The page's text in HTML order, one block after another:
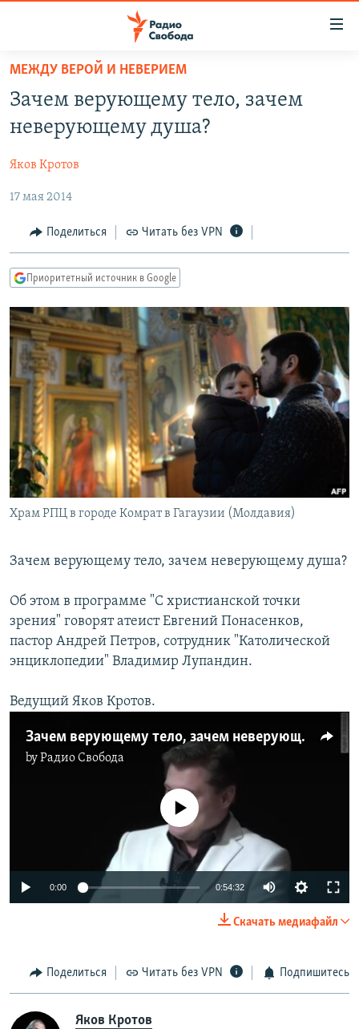
упрощенного
доступа
основному
Вернутся
главной
навигации
Вернутся
поиску
АВТОРСКИЕ ПРОЕКТЫ
ЦИТАТЫ СВОБОДЫ
МНЕНИЯ
КУЛЬТУРА
IDEL.РЕАЛИИ
КАВКАЗ.РЕАЛИИ
СЕВЕР.РЕАЛИИ
СИБИРЬ.РЕАЛИИ
РАСПИСАНИЕ ВЕЩАНИЯ
ПОДПИШИТЕСЬ НА РАССЫЛКУ
СОЦИАЛЬНЫЕ СЕТИ
Все сайты РСЕ/РС
МЕЖДУ ВЕРОЙ И НЕВЕРИЕМ
Зачем верующему тело, зачем
неверующему душа?
Яков Кротов
17 мая 2014
Поделиться Читать без VPN
Приоритетный источник в Google
Храм РПЦ в городе Комрат в Гагаузии (Молдавия)
Зачем верующему тело, зачем неверующему душа?
Об этом в программе "С христианской точки
зрения" говорят атеист Евгений Понасенков,
пастор Андрей Петров, сотрудник "Католической
энциклопедии" Владимир Лупандин.
Ведущий Яков Кротов.
Зачем верующему тело, зачем неверующему душа?
byРадио Свобода
No media source currently available
0:00 0:54:32
Скачать медиафайл
Поделиться Читать без VPN Подпишитесь
Яков Кротов